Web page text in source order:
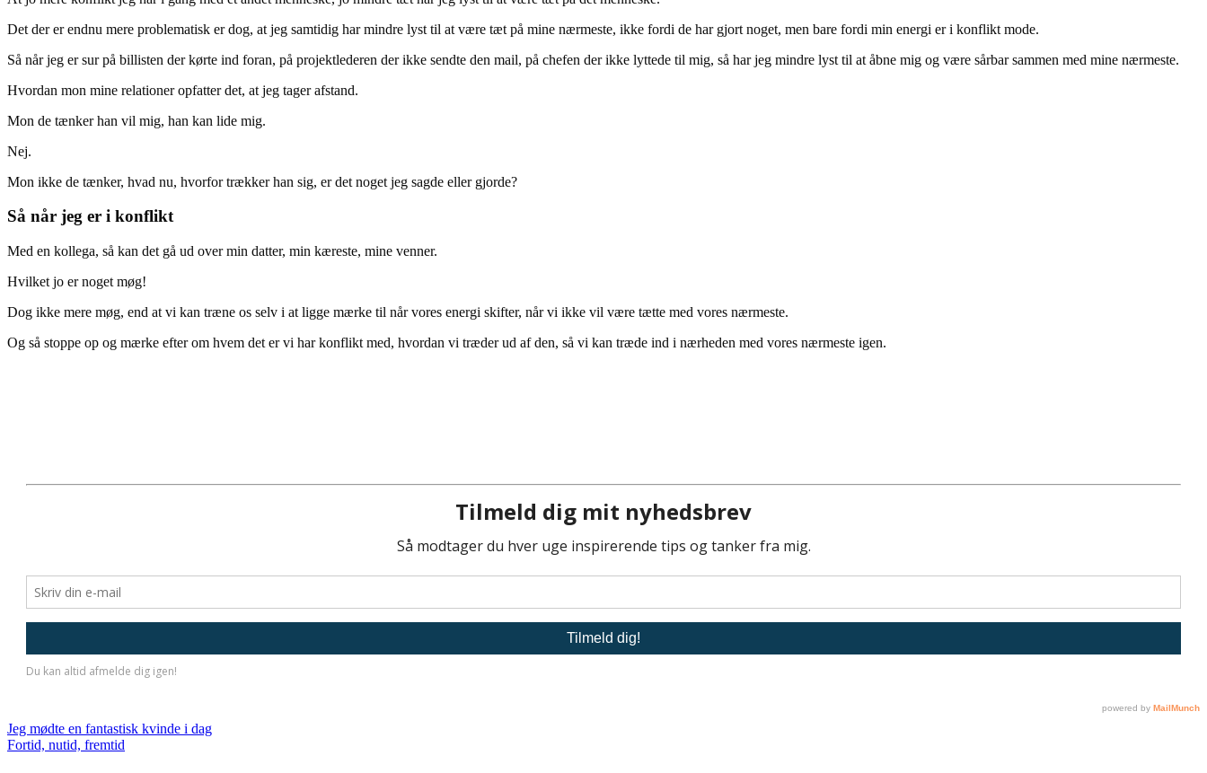
Det der er endnu mere problematisk er dog, at jeg samtidig har mindre lyst til at være tæt på mine nærmeste, ikke fordi de har gjort noget, men bare fordi min energi er i konflikt mode.
Så når jeg er sur på billisten der kørte ind foran, på projektlederen der ikke sendte den mail, på chefen der ikke lyttede til mig, så har jeg mindre lyst til at åbne mig og være sårbar sammen med mine nærmeste.
Hvordan mon mine relationer opfatter det, at jeg tager afstand.
Mon de tænker han vil mig, han kan lide mig.
Nej.
Mon ikke de tænker, hvad nu, hvorfor trækker han sig, er det noget jeg sagde eller gjorde?
Så når jeg er i konflikt
Med en kollega, så kan det gå ud over min datter, min kæreste, mine venner.
Hvilket jo er noget møg!
Dog ikke mere møg, end at vi kan træne os selv i at ligge mærke til når vores energi skifter, når vi ikke vil være tætte med vores nærmeste.
Og så stoppe op og mærke efter om hvem det er vi har konflikt med, hvordan vi træder ud af den, så vi kan træde ind i nærheden med vores nærmeste igen.
Indlægsnavigation
Jeg mødte en fantastisk kvinde i dag
Fortid, nutid, fremtid